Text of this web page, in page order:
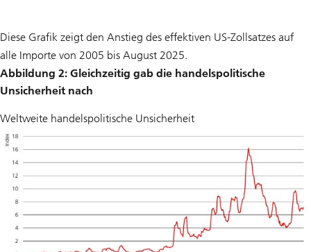
Diese Grafik zeigt den Anstieg des effektiven US-Zollsatzes auf
alle Importe von 2005 bis August 2025.
Abbildung 2: Gleichzeitig gab die handelspolitische
Unsicherheit nach
Weltweite handelspolitische Unsicherheit